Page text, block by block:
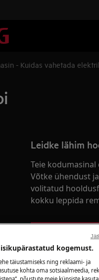
- Kuidas vahetada
Leidke lähim
Teie
Võtke ühendust
volitatud
kokku leppida
Broneeri
kogemust.
täiustamiseks ning reklaami- ja
kohta oma sotsiaalmeedia,